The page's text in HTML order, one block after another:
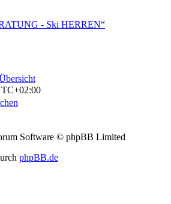
- Ski HERREN“
Software © phpBB Limited
phpBB.de